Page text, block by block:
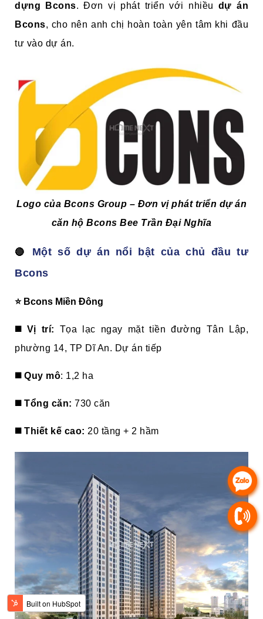
dựng Bcons. Đơn vị phát triển với nhiều dự án
Bcons, cho nên anh chị hoàn toàn yên tâm khi đầu
tư vào dự án.
Logo của Bcons Group – Đơn vị phát triển dự án
căn hộ Bcons Bee Trần Đại Nghĩa
🔴 Một số dự án nổi bật của chủ đầu tư
Bcons
⭐ Bcons Miền Đông
◼️ Vị trí: Tọa lạc ngay mặt tiền đường Tân Lập,
phường 14, TP Dĩ An. Dự án tiếp
◼️ Quy mô: 1,2 ha
◼️ Tổng căn: 730 căn
◼️ Thiết kế cao: 20 tầng + 2 hầm